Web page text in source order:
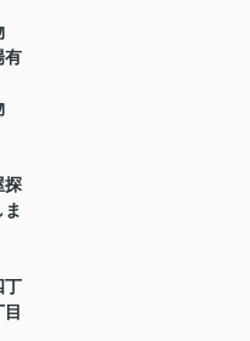
有
探
丁